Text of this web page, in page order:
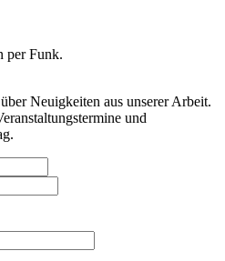
per Funk.
Neuigkeiten aus unserer Arbeit.
und